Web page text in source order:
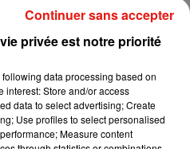
nord).
Vincennes :⬨ Avenue de la
Vincennes, avenue du Trône,
place de la
nord).
de la République vers 17
privée est notre priorité
following data processing based on
interest: Store and/or access
data to select advertising; Create
Use profiles to select personalised
Measure content
Continuer sans accepter